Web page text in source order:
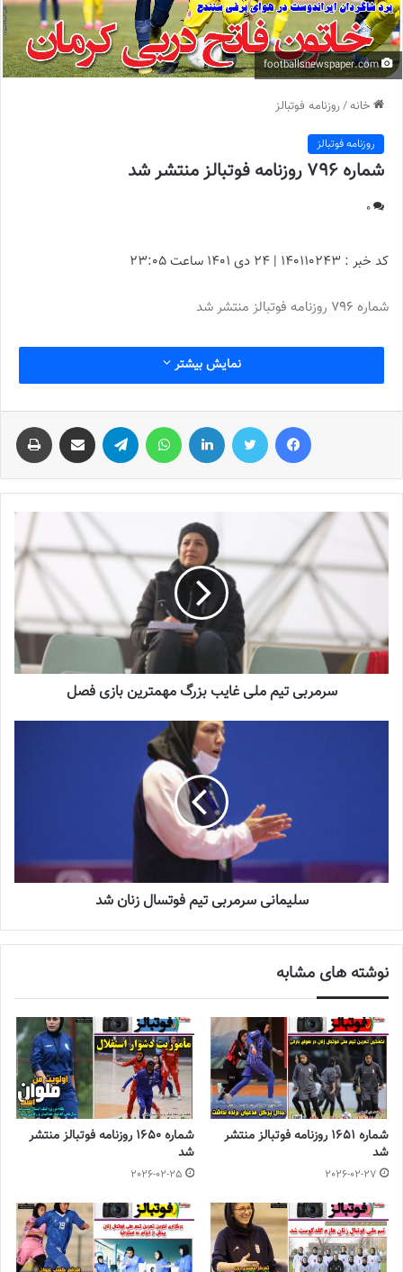
footballsnewspaper.com
خانه/روزنامه فوتبالز
روزنامه فوتبالز
شماره 796 روزنامه فوتبالز منتشر شد
0
کد خبر : 140110243 | 24 دی 1401 ساعت 23:05
شماره 796 روزنامه فوتبالز منتشر شد
نمایش بیشتر
سرمربی تیم ملی‌ غایب بزرگ مهمترین بازی فصل
سلیمانی سرمربی تیم فوتسال زنان شد
نوشته های مشابه
شماره 1651 روزنامه فوتبالز منتشر
شد
2026-02-27
شماره 1650 روزنامه فوتبالز منتشر
شد
2026-02-25